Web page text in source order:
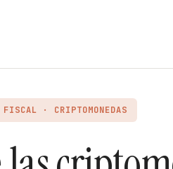
FISCAL · CRIPTOMONEDAS